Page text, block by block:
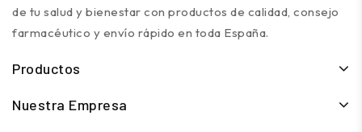
de tu salud y bienestar con productos de calidad, consejo
farmacéutico y envío rápido en toda España.
Productos
Nuestra Empresa